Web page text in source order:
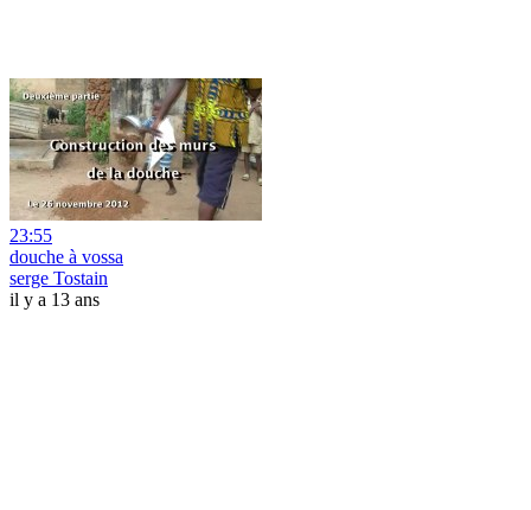
23:55
douche à vossa
serge Tostain
il y a 13 ans